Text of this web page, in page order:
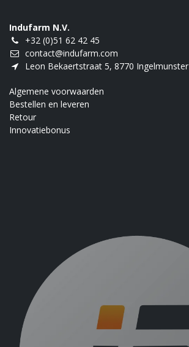
Indufarm N.V.
+32 (0)51 62 42 45
contact@indufarm.com
Leon Bekaertstraat 5, 8770 Ingelmunster
Algemene voorwaarden
Bestellen en leveren
Retour
Innovatiebonus